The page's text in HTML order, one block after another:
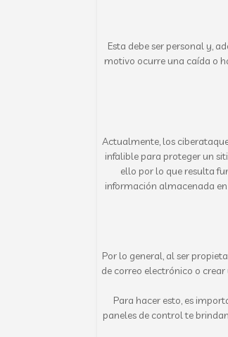
Esta debe ser personal y,
motivo ocurre una caída o
Actualmente, los
infalible para proteger un
ello por lo que resulta
información almacenada en
Por lo general, al ser
de correo electrónico o
Para hacer esto, es
paneles de control te